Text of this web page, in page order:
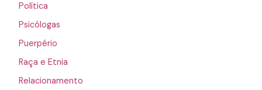
Política
Psicólogas
Puerpério
Raça e Etnia
Relacionamento